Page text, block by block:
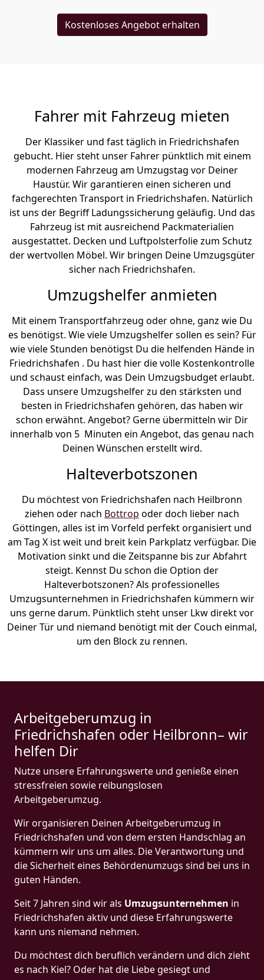
Kostenloses Angebot erhalten
Fahrer mit Fahrzeug mieten
Der Klassiker und fast täglich in Friedrichshafen
gebucht. Hier steht unser Fahrer pünktlich mit einem
modernen Fahrzeug am Umzugstag vor Deiner
Haustür. Wir garantieren einen sicheren und
fachgerechten Transport in Friedrichshafen. Natürlich
ist uns der Begriff Ladungssicherung geläufig. Und das
Fahrzeug ist mit ausreichend Packmaterialien
ausgestattet. Decken und Luftpolsterfolie zum Schutz
der wertvollen Möbel. Wir bringen Deine Umzugsgüter
sicher nach Friedrichshafen.
Umzugshelfer anmieten
Mit einem Transportfahrzeug oder ohne, ganz wie Du
es benötigst. Wie viele Umzugshelfer sollen es sein? Für
wie viele Stunden benötigst Du die helfenden Hände in
Friedrichshafen . Du hast hier die volle Kostenkontrolle
und schaust einfach, was Dein Umzugsbudget erlaubt.
Dass unsere Umzugshelfer zu den stärksten und
besten in Friedrichshafen gehören, das haben wir
schon erwähnt. Angebot? Gerne übermitteln wir Dir
innerhalb von 5 Minuten ein Angebot, das genau nach
Deinen Wünschen erstellt wird.
Halteverbotszonen
Du möchtest von Friedrichshafen nach Heilbronn
ziehen oder nach Bottrop oder doch lieber nach
Göttingen, alles ist im Vorfeld perfekt organisiert und
am Tag X ist weit und breit kein Parkplatz verfügbar. Die
Motivation sinkt und die Zeitspanne bis zur Abfahrt
steigt. Kennst Du schon die Option der
Halteverbotszonen? Als professionelles
Umzugsunternehmen in Friedrichshafen kümmern wir
uns gerne darum. Pünktlich steht unser Lkw direkt vor
Deiner Tür und niemand benötigt mit der Couch einmal,
um den Block zu rennen.
Arbeitgeberumzug in
Friedrichshafen oder Heilbronn– wir
helfen Dir
Nutze unsere Erfahrungswerte und genieße einen
stressfreien sowie reibungslosen
Arbeitgeberumzug.
Wir organisieren Deinen Arbeitgeberumzug in
Friedrichshafen und von dem ersten Handschlag an
kümmern wir uns um alles. Die Verantwortung und
die Sicherheit eines Behördenumzugs sind bei uns in
guten Händen.
Seit 7 Jahren sind wir als Umzugsunternehmen in
Friedrichshafen aktiv und diese Erfahrungswerte
kann uns niemand nehmen.
Du möchtest dich beruflich verändern und dich zieht
es nach Kiel? Oder hat die Liebe gesiegt und